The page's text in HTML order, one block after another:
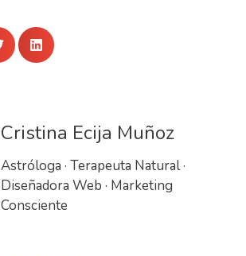
Cristina Ecija Muñoz
Astróloga · Terapeuta Natural ·
Diseñadora Web · Marketing
Consciente